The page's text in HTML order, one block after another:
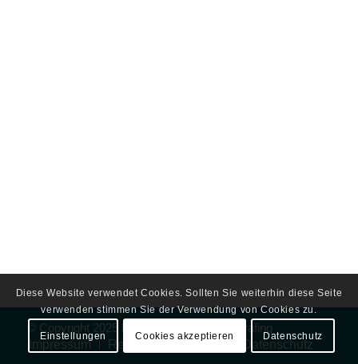
© Copyright 2025 by
Frauenarzt Praxis Grafing
Impressum
Rechtliche Hinweise Datenschutz
Diese Website verwendet Cookies. Sollten Sie weiterhin diese Seite
verwenden stimmen Sie der Verwendung von Cookies zu.
Einstellungen Cookies akzeptieren Datenschutz